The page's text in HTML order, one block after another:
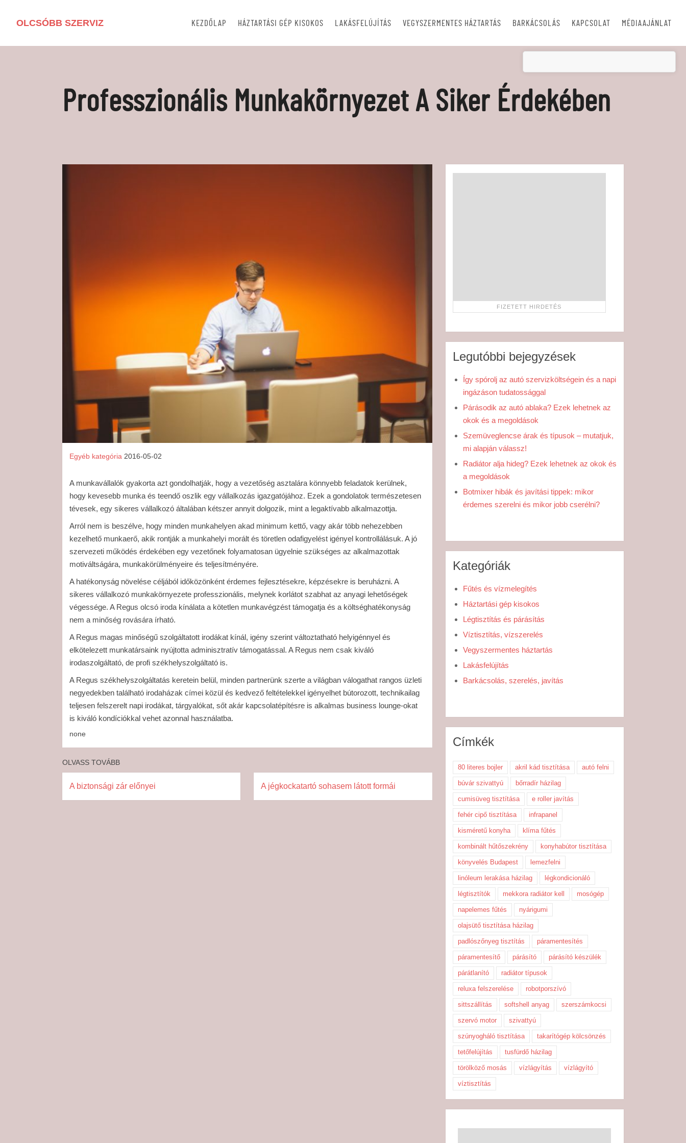
OLCSÓBB SZERVIZ KEZDŐLAP HÁZTARTÁSI GÉP KISOKOS LAKÁSFELÚJÍTÁS VEGYSZERMENTES HÁZTARTÁS BARKÁCSOLÁS KAPCSOLAT MÉDIAAJÁNLAT
Professzionális Munkakörnyezet A Siker Érdekében
Egyéb kategória 2016-05-02
A munkavállalók gyakorta azt gondolhatják, hogy a vezetőség asztalára könnyebb feladatok kerülnek,
hogy kevesebb munka és teendő oszlik egy vállalkozás igazgatójához. Ezek a gondolatok természetesen
tévesek, egy sikeres vállalkozó általában kétszer annyit dolgozik, mint a legaktívabb alkalmazottja.
Arról nem is beszélve, hogy minden munkahelyen akad minimum kettő, vagy akár több nehezebben
kezelhető munkaerő, akik rontják a munkahelyi morált és töretlen odafigyelést igényel kontrollálásuk. A jó
szervezeti működés érdekében egy vezetőnek folyamatosan ügyelnie szükséges az alkalmazottak
motiváltságára, munkakörülményeire és teljesítményére.
A hatékonyság növelése céljából időközönként érdemes fejlesztésekre, képzésekre is beruházni. A
sikeres vállalkozó munkakörnyezete professzionális, melynek korlátot szabhat az anyagi lehetőségek
végessége. A Regus olcsó iroda kínálata a kötetlen munkavégzést támogatja és a költséghatékonyság
nem a minőség rovására írható.
A Regus magas minőségű szolgáltatott irodákat kínál, igény szerint változtatható helyigénnyel és
elkötelezett munkatársaink nyújtotta adminisztratív támogatással. A Regus nem csak kiváló
irodaszolgáltató, de profi székhelyszolgáltató is.
A Regus székhelyszolgáltatás keretein belül, minden partnerünk szerte a világban válogathat rangos üzleti
negyedekben található irodaházak címei közül és kedvező feltételekkel igényelhet bútorozott, technikailag
teljesen felszerelt napi irodákat, tárgyalókat, sőt akár kapcsolatépítésre is alkalmas business lounge-okat
is kiváló kondíciókkal vehet azonnal használatba.
none
OLVASS TOVÁBB
A biztonsági zár előnyei A jégkockatartó sohasem látott formái
Legutóbbi bejegyzések
Így spórolj az autó szervizköltségein és a napi
ingázáson tudatossággal
Párásodik az autó ablaka? Ezek lehetnek az
okok és a megoldások
Szemüveglencse árak és típusok – mutatjuk,
mi alapján válassz!
Radiátor alja hideg? Ezek lehetnek az okok és
a megoldások
Botmixer hibák és javítási tippek: mikor
érdemes szerelni és mikor jobb cserélni?
Kategóriák
Fűtés és vízmelegítés
Háztartási gép kisokos
Légtisztítás és párásítás
Víztisztítás, vízszerelés
Vegyszermentes háztartás
Lakásfelújítás
Barkácsolás, szerelés, javítás
Címkék
80 literes bojler akril kád tisztítása autó felni
búvár szivattyú bőrradír házilag
cumisüveg tisztítása e roller javítás
fehér cipő tisztítása infrapanel
kisméretű konyha klíma fűtés
kombinált hűtőszekrény konyhabútor tisztítása
könyvelés Budapest lemezfelni
linóleum lerakása házilag légkondicionáló
légtisztítók mekkora radiátor kell mosógép
napelemes fűtés nyárigumi
olajsütő tisztítása házilag
padlószőnyeg tisztítás páramentesítés
páramentesítő párásító párásító készülék
párátlanító radiátor típusok
reluxa felszerelése robotporszívó
sittszállítás softshell anyag szerszámkocsi
szervó motor szivattyú
szúnyogháló tisztítása takarítógép kölcsönzés
tetőfelújítás tusfürdő házilag
törölköző mosás vízlágyítás vízlágyító
víztisztítás